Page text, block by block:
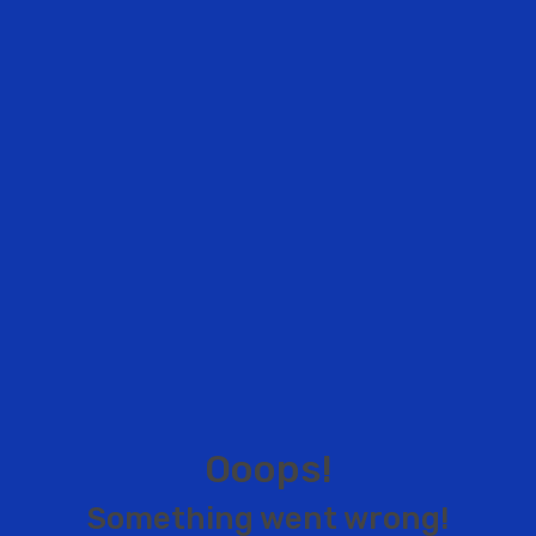
Ooops!
Something went wrong!